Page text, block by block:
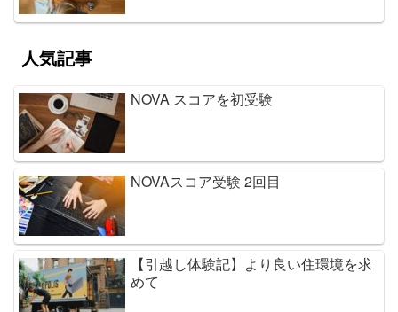
人気記事
NOVA スコアを初受験
NOVAスコア受験 2回目
【引越し体験記】より良い住環境を求
めて